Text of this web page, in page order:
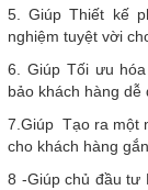
5. Giúp Thiết kế
nghiệm tuyệt vời
6. Giúp Tối ưu
bảo khách hàng dễ
7.Giúp Tạo ra một
cho khách hàng
8 -Giúp chủ đầu tư